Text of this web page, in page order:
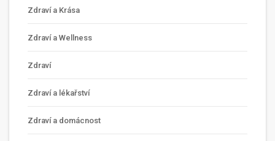
Zdraví a Krása
Zdraví a Wellness
Zdraví
Zdraví a lékařství
Zdraví a domácnost